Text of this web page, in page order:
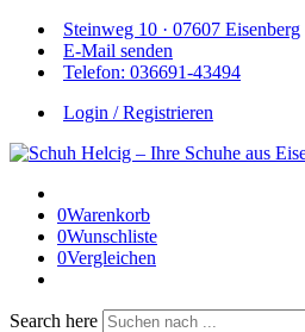
Steinweg 10 · 07607 Eisenberg
E-Mail senden
Telefon: 036691-43494
Login / Registrieren
0Warenkorb
0Wunschliste
0Vergleichen
Search here